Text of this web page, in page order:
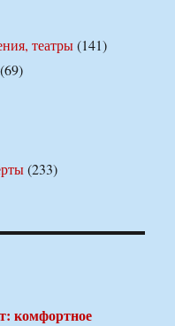
театры(141)
(69)
(233)
комфортное